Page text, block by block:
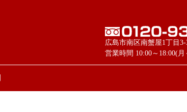
広島市南区南蟹屋1丁目
営業時間 10:00～18:00(